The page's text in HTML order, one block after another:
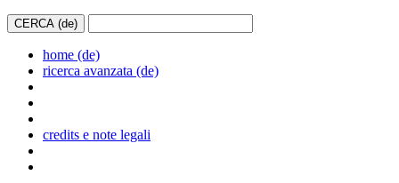
home (de)
ricerca avanzata (de)
credits e note legali